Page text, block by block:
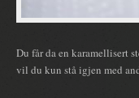
Du får da en karamellisert
vil du kun stå igjen med